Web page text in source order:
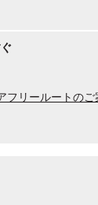
フリールートのご